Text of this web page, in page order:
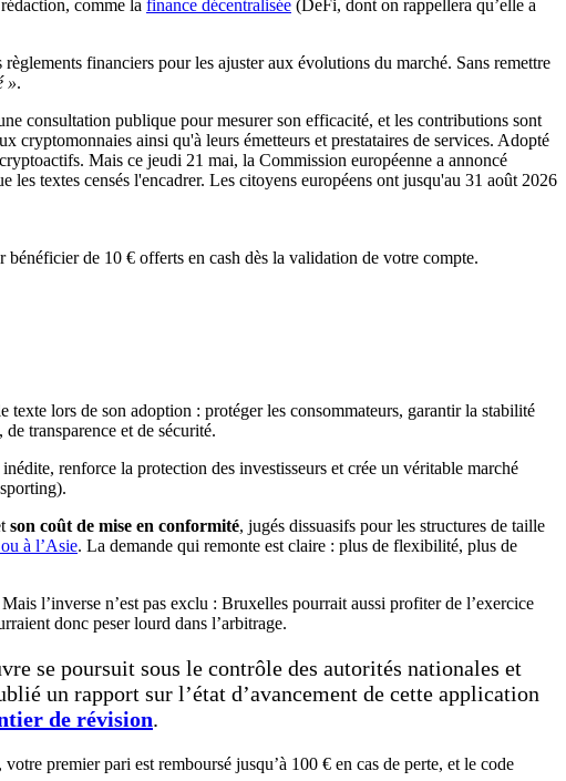
comme la finance décentralisée (DeFi, dont on rappellera qu’elle a
financiers pour les ajuster aux évolutions du marché. Sans remettre
».
de 10 € offerts en cash dès la validation de votre compte.
lors de son adoption : protéger les consommateurs, garantir la stabilité
transparence et de sécurité.
renforce la protection des investisseurs et crée un véritable marché
son coût de mise en conformité, jugés dissuasifs pour les structures de taille
à l’Asie. La demande qui remonte est claire : plus de flexibilité, plus de
Mais l’inverse n’est pas exclu : Bruxelles pourrait aussi profiter de l’exercice
donc peser lourd dans l’arbitrage.
se poursuit sous le contrôle des autorités nationales et
un rapport sur l’état d’avancement de cette application
de révision.
premier pari est remboursé jusqu’à 100 € en cas de perte, et le code